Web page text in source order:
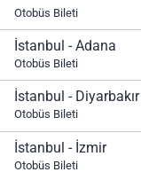
Otobüs Bileti
İstanbul - Adana
Otobüs Bileti
İstanbul - Diyarbakır
Otobüs Bileti
İstanbul - İzmir
Otobüs Bileti